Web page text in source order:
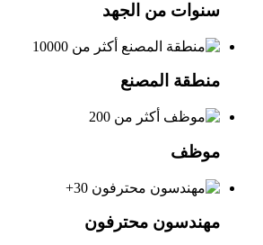
سنوات من الجهد
أكثر من 10000
منطقة المصنع
أكثر من 200
موظف
30+
مهندسون محترفون